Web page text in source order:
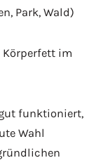
Park, Wald)
Körperfett im
funktioniert,
Wahl